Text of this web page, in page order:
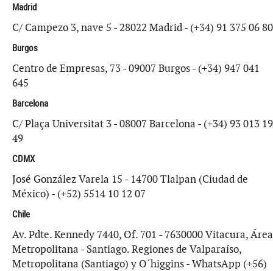
Madrid
C/ Campezo 3, nave 5 - 28022 Madrid - (+34) 91 375 06 80
Burgos
Centro de Empresas, 73 - 09007 Burgos - (+34) 947 041
645
Barcelona
C/ Plaça Universitat 3 - 08007 Barcelona - (+34) 93 013 19
49
CDMX
José González Varela 15 - 14700 Tlalpan (Ciudad de
México) - (+52) 5514 10 12 07
Chile
Av. Pdte. Kennedy 7440, Of. 701 - 7630000 Vitacura, Área
Metropolitana - Santiago. Regiones de Valparaíso,
Metropolitana (Santiago) y O´higgins - WhatsApp (+56)